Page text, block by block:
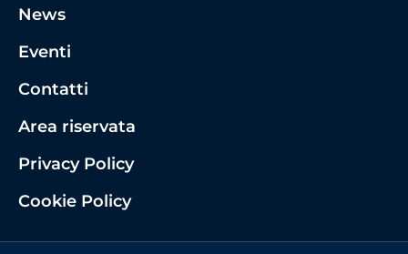
News
Eventi
Contatti
Area riservata
Privacy Policy
Cookie Policy